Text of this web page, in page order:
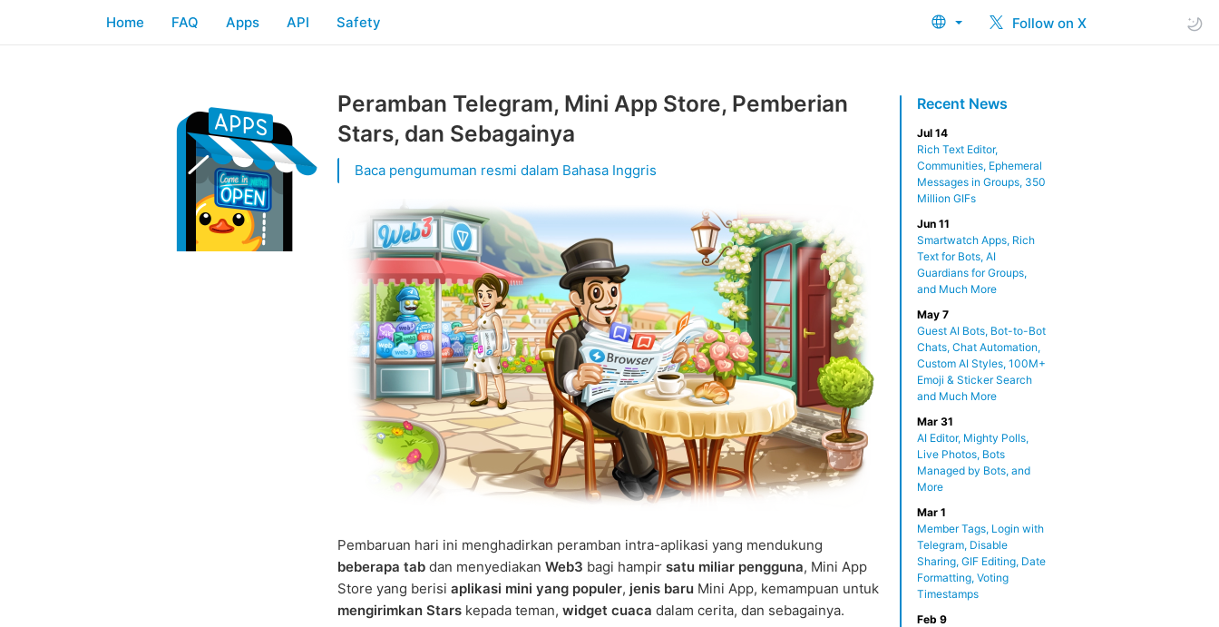
Follow on X
Home FAQ Apps API Safety
Recent News
Jul 14
Rich Text Editor,
Communities, Ephemeral
Messages in Groups, 350
Million GIFs
Jun 11
Smartwatch Apps, Rich
Text for Bots, AI
Guardians for Groups,
and Much More
May 7
Guest AI Bots, Bot-to-Bot
Chats, Chat Automation,
Custom AI Styles, 100M+
Emoji & Sticker Search
and Much More
Mar 31
AI Editor, Mighty Polls,
Live Photos, Bots
Managed by Bots, and
More
Mar 1
Member Tags, Login with
Telegram, Disable
Sharing, GIF Editing, Date
Formatting, Voting
Timestamps
Feb 9
Peramban Telegram, Mini App Store, Pemberian
Stars, dan Sebagainya
Baca pengumuman resmi dalam Bahasa Inggris
Pembaruan hari ini menghadirkan peramban intra-aplikasi yang mendukung
beberapa tab dan menyediakan Web3 bagi hampir satu miliar pengguna, Mini App
Store yang berisi aplikasi mini yang populer, jenis baru Mini App, kemampuan untuk
mengirimkan Stars kepada teman, widget cuaca dalam cerita, dan sebagainya.